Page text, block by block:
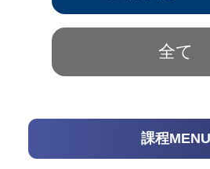
全て
課程MENU